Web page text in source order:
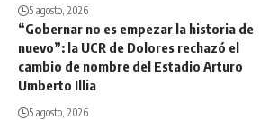
5 agosto, 2026
“Gobernar no es empezar la historia de
nuevo”: la UCR de Dolores rechazó el
cambio de nombre del Estadio Arturo
Umberto Illia
5 agosto, 2026